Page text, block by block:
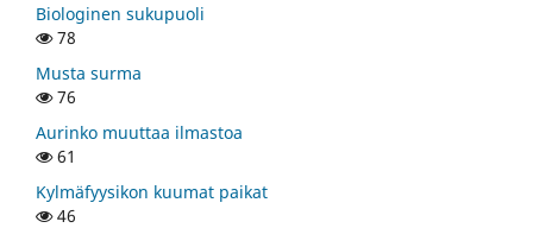
Biologinen sukupuoli
78
Musta surma
76
Aurinko muuttaa ilmastoa
61
Kylmäfyysikon kuumat paikat
46